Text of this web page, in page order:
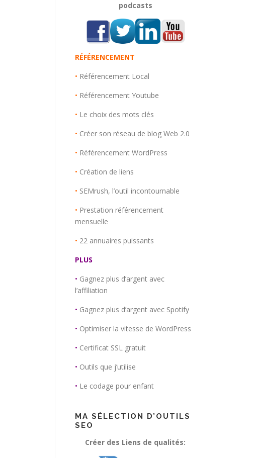
podcasts
RÉFÉRENCEMENT
• Référencement Local
• Référencement Youtube
• Le choix des mots clés
• Créer son réseau de blog Web 2.0
• Référencement WordPress
• Création de liens
• SEMrush, l’outil incontournable
• Prestation référencement
mensuelle
• 22 annuaires puissants
PLUS
• Gagnez plus d’argent avec
l’affiliation
• Gagnez plus d’argent avec Spotify
• Optimiser la vitesse de WordPress
• Certificat SSL gratuit
• Outils que j’utilise
• Le codage pour enfant
MA SÉLECTION D’OUTILS
SEO
Créer des Liens de qualités: